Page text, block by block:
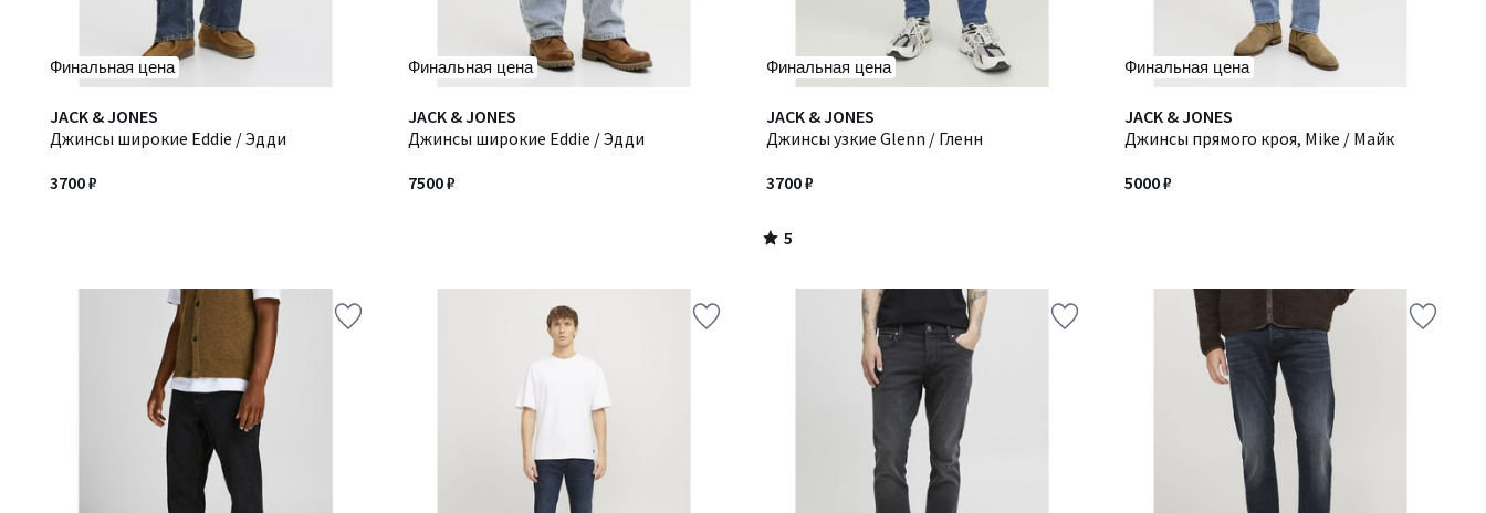
Финальная цена
JACK & JONES
Джинсы широкие Eddie / Эдди
3700 ₽
Финальная цена
JACK & JONES
Джинсы широкие Eddie / Эдди
7500 ₽
Финальная цена
JACK & JONES
Джинсы узкие Glenn / Гленн
3700 ₽
5
/
5
/
Финальная цена
JACK & JONES
Джинсы прямого кроя, Mike / Майк
5000 ₽